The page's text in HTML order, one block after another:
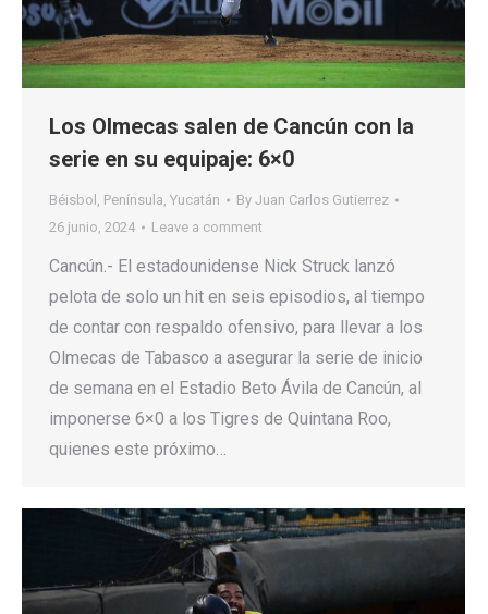
Los Olmecas salen de Cancún con la
serie en su equipaje: 6×0
Béisbol , Península, Yucatán By Juan Carlos Gutierrez
26 junio, 2024
Leave a comment
Cancún.- El estadounidense Nick Struck lanzó
pelota de solo un hit en seis episodios, al tiempo
de contar con respaldo ofensivo, para llevar a los
Olmecas de Tabasco a asegurar la serie de inicio
de semana en el Estadio Beto Ávila de Cancún, al
imponerse 6×0 a los Tigres de Quintana Roo,
quienes este próximo…